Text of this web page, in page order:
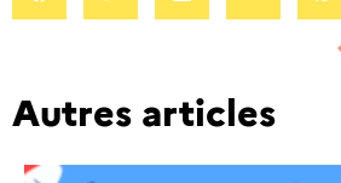
Autres articles